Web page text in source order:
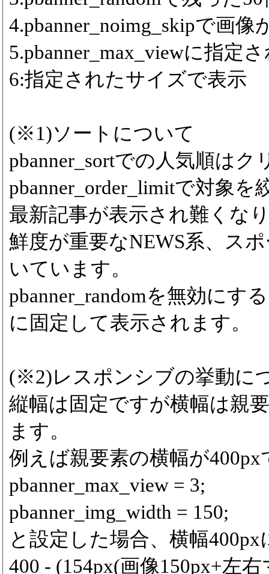
4.pbanner_noimg_skipで画
5.pbanner_max_viewに指定
6:指定されたサイズで表示
(※1)ソートについて
pbanner_sortでの人気順は
pbanner_order_limitで対象を
最新記事が表示され難くな
鮮度が重要なNEWS系、ス
いています。
pbanner_randomを無効にす
に固定して表示されます。
(※2)レスポンシブの挙動に
縦幅は固定ですが横幅は親
ます。
例えば親要素の横幅が
pbanner_max_view = 3;
pbanner_img_width = 150;
と設定した場合、横幅
400 - (154px(画像150px+左